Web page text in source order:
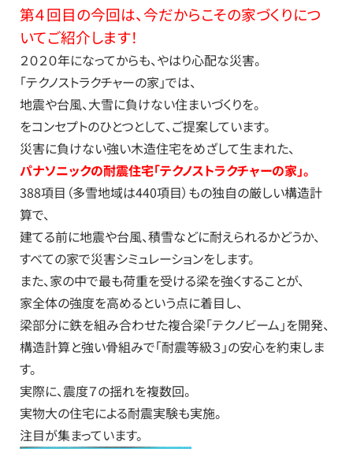
第４回目の今回は、今だからこその家づくりにつ
いてご紹介します！
２０２０年になってからも、やはり心配な災害。
「テクノストラクチャーの家」では、
地震や台風、大雪に負けない住まいづくりを。
をコンセプトのひとつとして、ご提案しています。
災害に負けない強い木造住宅をめざして生まれた、
パナソニックの耐震住宅「テクノストラクチャーの家」。
388項目（多雪地域は440項目）もの独自の厳しい構造計
算で、
建てる前に地震や台風、積雪などに耐えられるかどうか、
すべての家で災害シミュレーションをします。
また、家の中で最も荷重を受ける梁を強くすることが、
家全体の強度を高めるという点に着目し、
梁部分に鉄を組み合わせた複合梁「テクノビーム」を開発、
構造計算と強い骨組みで「耐震等級３」の安心を約束しま
す。
実際に、震度７の揺れを複数回。
実物大の住宅による耐震実験も実施。
注目が集まっています。